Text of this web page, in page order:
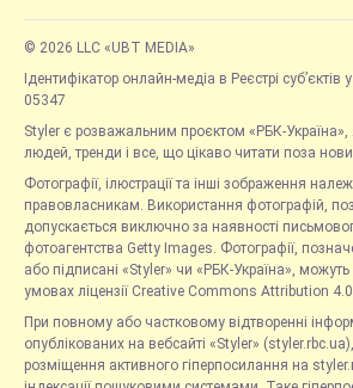
© 2026 LLC «UBT MEDIA»
Ідентифікатор онлайн-медіа в Реєстрі
05347
Styler є розважальним проєктом «РБК-Україна»,
людей, тренди і все, що цікаво читати поза
Фотографії, ілюстрації та інші зображення
правовласникам. Використання фотографій,
допускається виключно за наявності
фотоагентства Getty Images. Фотографії,
або підписані «Styler» чи «РБК-Україна»,
умовах ліцензії Creative Commons Attribution
При повному або частковому відтворенні
опублікованих на вебсайті «Styler»
розміщення активного гіперпосилання на